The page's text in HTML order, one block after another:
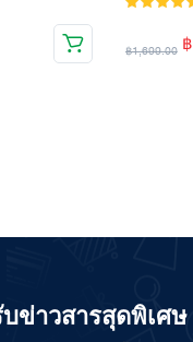
5
฿1,699.00 ฿
ข่าวสารสุดพิเศษ